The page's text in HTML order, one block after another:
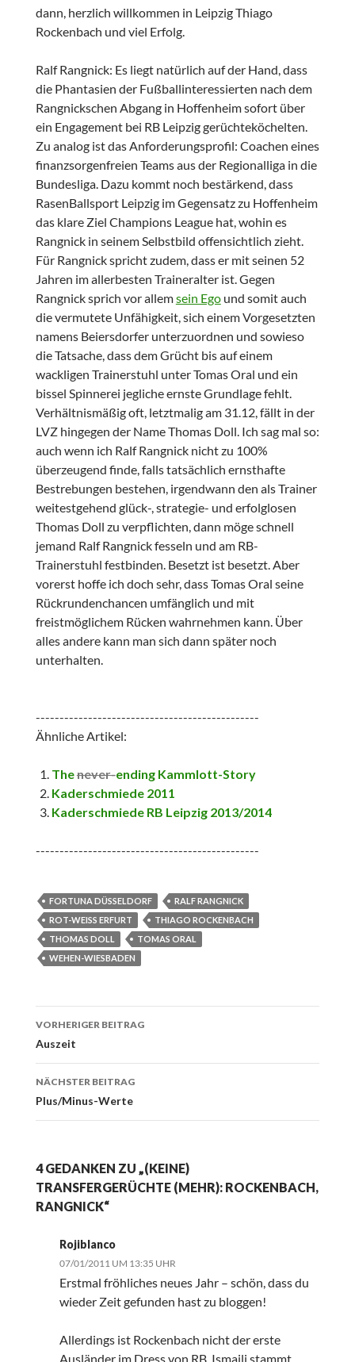
dann, herzlich willkommen in Leipzig Thiago
Rockenbach und viel Erfolg.
Ralf Rangnick: Es liegt natürlich auf der Hand, dass
die Phantasien der Fußballinteressierten nach dem
Rangnickschen Abgang in Hoffenheim sofort über
ein Engagement bei RB Leipzig gerüchteköchelten.
Zu analog ist das Anforderungsprofil: Coachen eines
finanzsorgenfreien Teams aus der Regionalliga in die
Bundesliga. Dazu kommt noch bestärkend, dass
RasenBallsport Leipzig im Gegensatz zu Hoffenheim
das klare Ziel Champions League hat, wohin es
Rangnick in seinem Selbstbild offensichtlich zieht.
Für Rangnick spricht zudem, dass er mit seinen 52
Jahren im allerbesten Traineralter ist. Gegen
Rangnick sprich vor allemsein Egound somit auch
die vermutete Unfähigkeit, sich einem Vorgesetzten
namens Beiersdorfer unterzuordnen und sowieso
die Tatsache, dass dem Grücht bis auf einem
wackligen Trainerstuhl unter Tomas Oral und ein
bissel Spinnerei jegliche ernste Grundlage fehlt.
Verhältnismäßig oft, letztmalig am 31.12, fällt in der
LVZ hingegen der Name Thomas Doll. Ich sag mal so:
auch wenn ich Ralf Rangnick nicht zu 100%
überzeugend finde, falls tatsächlich ernsthafte
Bestrebungen bestehen, irgendwann den als Trainer
weitestgehend glück-, strategie- und erfolglosen
Thomas Doll zu verpflichten, dann möge schnell
jemand Ralf Rangnick fesseln und am RB-
Trainerstuhl festbinden. Besetzt ist besetzt. Aber
vorerst hoffe ich doch sehr, dass Tomas Oral seine
Rückrundenchancen umfänglich und mit
freistmöglichem Rücken wahrnehmen kann. Über
alles andere kann man sich dann später noch
unterhalten.
-----------------------------------------------
Ähnliche Artikel:
Thenever-ending Kammlott-Story
Kaderschmiede 2011
Kaderschmiede RB Leipzig 2013/2014
-----------------------------------------------
FORTUNA DÜSSELDORF
RALF RANGNICK
ROT-WEISS ERFURT
THIAGO ROCKENBACH
THOMAS DOLL
TOMAS ORAL
WEHEN-WIESBADEN
Beitrags-
Navigation
VORHERIGER BEITRAG
Auszeit
NÄCHSTER BEITRAG
Plus/Minus-Werte
4 GEDANKEN ZU „(KEINE)
TRANSFERGERÜCHTE (MEHR): ROCKENBACH,
RANGNICK“
Rojiblanco
07/01/2011 UM 13:35 UHR
Erstmal fröhliches neues Jahr – schön, dass du
wieder Zeit gefunden hast zu bloggen!
Allerdings ist Rockenbach nicht der erste
Ausländer im Dress von RB, Ismaili stammt